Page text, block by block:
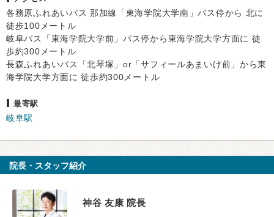
各務原ふれあいバス 那加線「東海学院大学南」バス停から 北に
徒歩100メートル
岐阜バス「東海学院大学前」バス停から東海学院大学方面に 徒
歩約300メートル
長森ふれあいバス「北琴塚」or「サフィールあまいけ前」から東
海学院大学方面に 徒歩約300メートル
最寄駅
岐阜駅
院長・スタッフ紹介
神谷 友康 院長